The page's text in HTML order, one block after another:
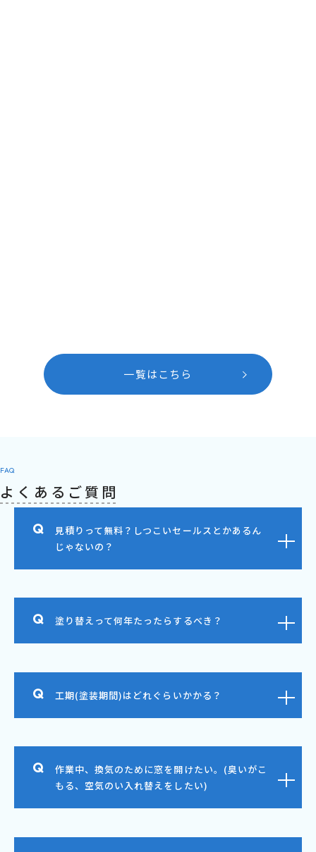
一覧はこちら
FAQ
よくあるご質問
見積りって無料？しつこいセールスとかあるん
じゃないの？
塗り替えって何年たったらするべき？
工期(塗装期間)はどれぐらいかかる？
作業中、換気のために窓を開けたい。(臭いがこ
もる、空気のい入れ替えをしたい)